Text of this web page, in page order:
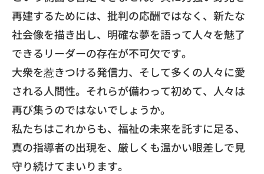
再建するためには、批判の応酬ではなく、 新たな
社会像を描き出し、 明確な夢を語って人々を魅了
できるリーダーの存在が不可欠です。
​大衆を惹きつける発信力、そして多くの人々に愛
される人間性。 それらが備わって初めて、人々は
再び集うのではないでしょうか。
私たちはこれからも、福祉の未来を託すに足る、
真の指導者の出現を、 厳しくも温かい眼差しで見
守り続けてまいります。